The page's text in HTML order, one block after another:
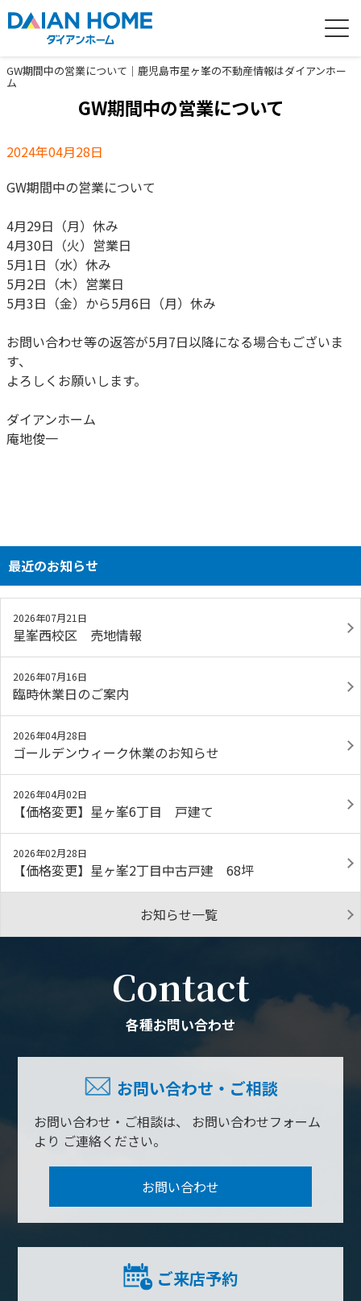
GW期間中の営業について｜鹿児島市星ヶ峯の不動産情報はダイアンホー
ム
GW期間中の営業について
2024年04月28日
GW期間中の営業について
4月29日（月）休み
4月30日（火）営業日
5月1日（水）休み
5月2日（木） 営業日
5月3日（金）から5月6日（月）休み
お問い合わせ等の返答が5月7日以降になる場合もございま
す、
よろしくお願いします。
ダイアンホーム
庵地俊一
最近のお知らせ
2026年07月21日
星峯西校区 売地情報
2026年07月16日
臨時休業日のご案内
2026年04月28日
ゴールデンウィーク休業のお知らせ
2026年04月02日
【価格変更】星ヶ峯6丁目 戸建て
2026年02月28日
【価格変更】星ヶ峯2丁目中古戸建 68坪
お知らせ一覧
Contact
各種お問い合わせ
お問い合わせ・ご相談
お問い合わせ・ご相談は、
お問い合わせフォーム
より ご連絡ください。
お問い合わせ
ご来店予約